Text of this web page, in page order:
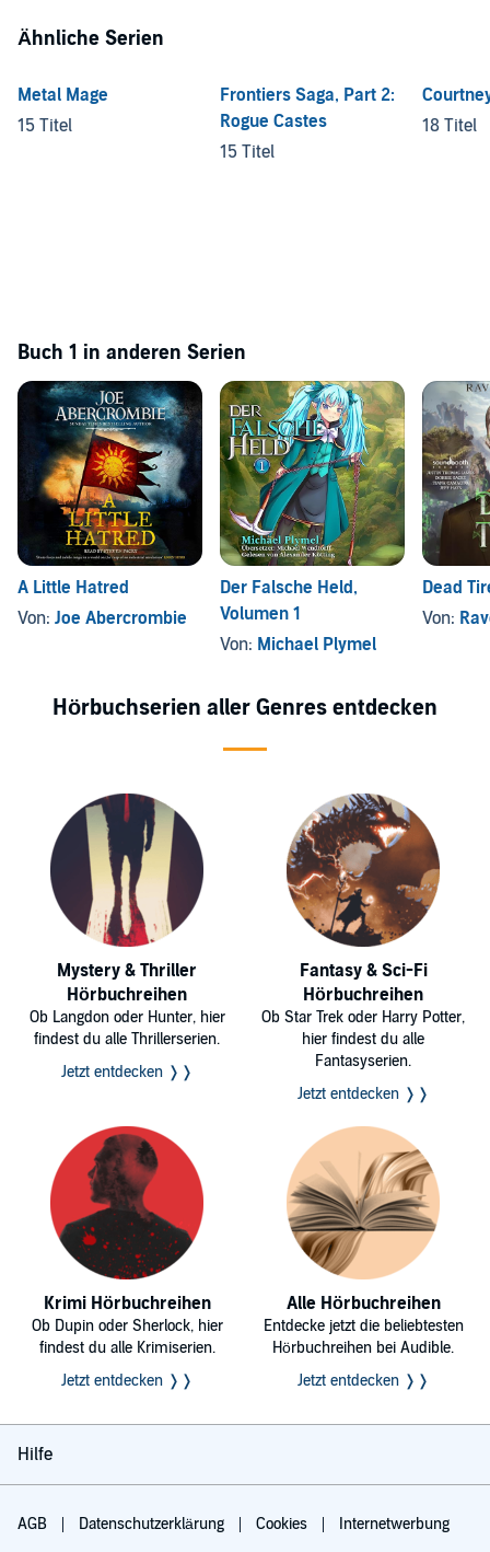
Ähnliche Serien
Metal Mage
15 Titel
Frontiers Saga, Part 2:
Rogue Castes
15 Titel
18 Titel
Buch 1 in anderen Serien
A Little Hatred
Von: Joe Abercrombie
Der Falsche Held,
Volumen 1
Von: Michael Plymel
Dead
Von:
Hörbuchserien aller Genres entdecken
Mystery & Thriller
Hörbuchreihen
Ob Langdon oder Hunter, hier
findest du alle Thrillerserien.
Jetzt entdecken ❭❭
Fantasy & Sci-Fi
Hörbuchreihen
Ob Star Trek oder Harry Potter,
hier findest du alle
Fantasyserien.
Jetzt entdecken ❭❭
Krimi Hörbuchreihen
Ob Dupin oder Sherlock, hier
findest du alle Krimiserien.
Jetzt entdecken ❭❭
Alle Hörbuchreihen
Entdecke jetzt die beliebtesten
Hörbuchreihen bei Audible.
Jetzt entdecken ❭❭
Hilfe
AGB Datenschutzerklärung Cookies Internetwerbung